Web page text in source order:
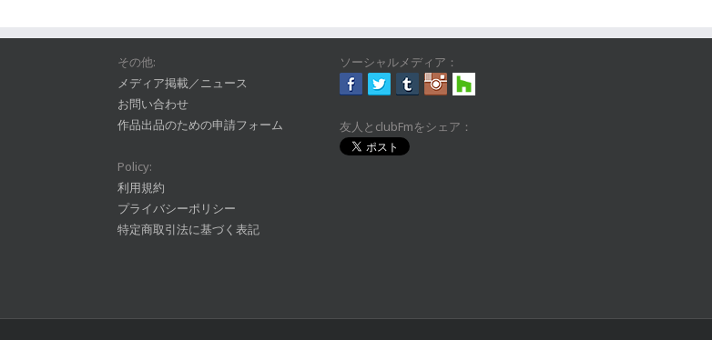
その他:
メディア掲載／ニュース
お問い合わせ
作品出品のための申請フォーム
Policy:
利用規約
プライバシーポリシー
特定商取引法に基づく表記
ソーシャルメディア：
友人とclubFmをシェア：